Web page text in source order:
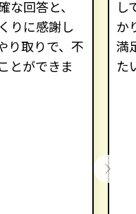
回答と、
りに感謝し
り取りで、不
とができま
し
か
満
た